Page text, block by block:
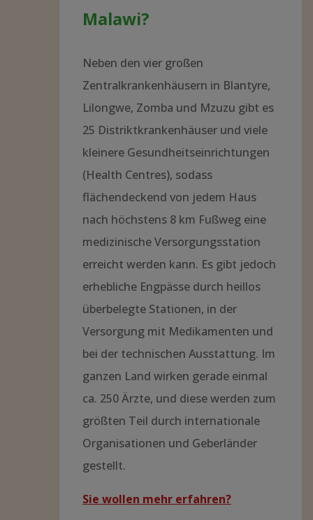
Malawi?
Neben den vier großen
Zentralkrankenhäusern in Blantyre,
Lilongwe, Zomba und Mzuzu gibt es
25 Distriktkrankenhäuser und viele
kleinere Gesundheitseinrichtungen
(Health Centres), sodass
flächendeckend von jedem Haus
nach höchstens 8 km Fußweg eine
medizinische Versorgungsstation
erreicht werden kann. Es gibt jedoch
erhebliche Engpässe durch heillos
überbelegte Stationen, in der
Versorgung mit Medikamenten und
bei der technischen Ausstattung. Im
ganzen Land wirken gerade einmal
ca. 250 Ärzte, und diese werden zum
größten Teil durch internationale
Organisationen und Geberländer
gestellt.
Sie wollen mehr erfahren?